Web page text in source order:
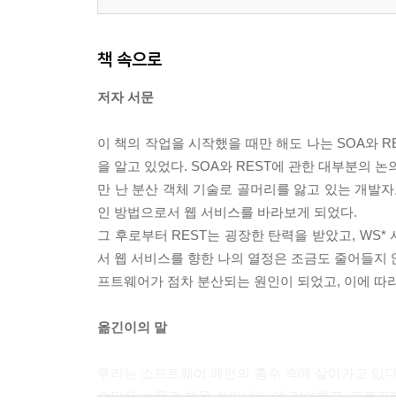
___데이터소스 어댑터
___오퍼레이션 스크립트
___커맨드 호출자
______고려사항
___워크플로우 커넥터
______고려사항
6장 웹 서비스 인프라
___서론
______고려사항
___비동기식 응답 핸들러
책 속으로
저자 서문
이 책의 작업을 시작했을 때만 해도 나는 SOA와
을 알고 있었다. SOA와 REST에 관한 대부분의
만 난 분산 객체 기술로 골머리를 앓고 있는 개발
인 방법으로서 웹 서비스를 바라보게 되었다.
그 후로부터 REST는 굉장한 탄력을 받았고,
서 웹 서비스를 향한 나의 열정은 조금도 줄어들
프트웨어가 점차 분산되는 원인이 되었고, 이에
옮긴이의 말
수많은 논문과 책을 쏟아내는 데 기여했고, 프로